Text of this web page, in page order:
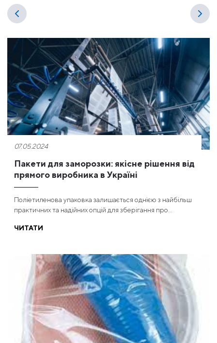
07.05.2024
Пакети для заморозки: якісне рішення від
прямого виробника в Україні
Поліетиленова упаковка залишається однією з найбільш
практичних та надійних опцій для зберігання про...
ЧИТАТИ